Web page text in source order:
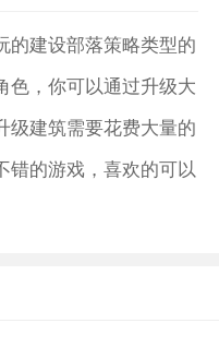
的建设部落策略类型的
色，你可以通过升级大
级建筑需要花费大量的
错的游戏，喜欢的可以